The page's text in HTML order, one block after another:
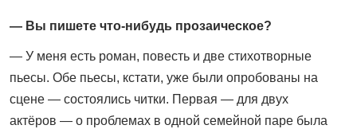
— Вы пишете что-нибудь прозаическое?
— У меня есть роман, повесть и две стихотворные
пьесы. Обе пьесы, кстати, уже были опро­бованы на
сцене — состоялись читки. Первая — для двух
актёров — о проблемах в одной семейной паре была